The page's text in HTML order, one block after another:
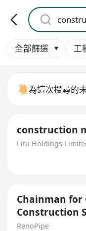
全部篩選 工
為這次搜尋的
construction
Litu Holdings
Chainman for
Construction
RenoPipe